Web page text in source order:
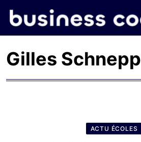
Gilles Schnepp
ACTU ÉCOLES